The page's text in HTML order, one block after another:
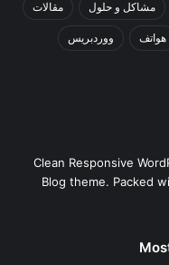
مشاكل و حلول مقالات
هواتف ووردبريس
Clean Responsive
Blog theme. Packed